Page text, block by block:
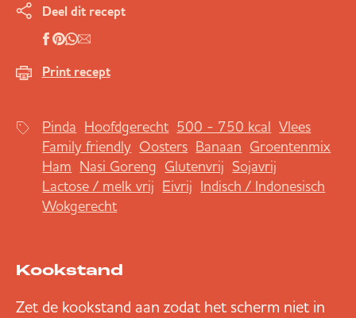
Deel dit recept
Print recept
Pinda Hoofdgerecht 500 - 750 kcal Vlees
Family friendly Oosters Banaan Groentenmix
Ham Nasi Goreng Glutenvrij Sojavrij
Lactose / melk vrij Eivrij Indisch / Indonesisch
Wokgerecht
Kookstand
Zet de kookstand aan zodat het scherm niet in